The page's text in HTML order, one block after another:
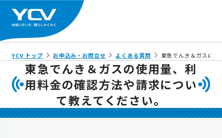
YCV トップ お申込み・お問合せ よくある質問 東急でんき＆ガスの
東急でんき＆ガスの使用量、利
用料金の確認方法や請求につい
て教えてください。